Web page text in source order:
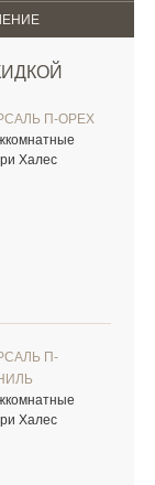
П-ОРЕХ
Халес
П-
Халес